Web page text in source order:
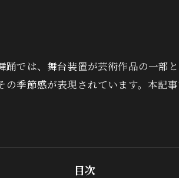
では、舞台装置が芸術作品の一部
季節感が表現されています。本記
目次